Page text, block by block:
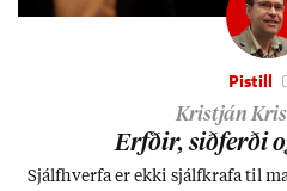
Pistill
Kristján
Erfð­ir, sið­ferði
Sjálf­hverfa er ekki sjálf­krafa til